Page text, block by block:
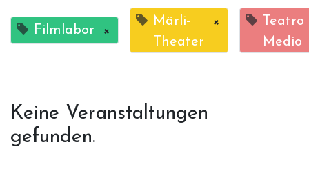
Filmlabor ×
Märli-
Theater
×
Teatro
Medio
Keine Veranstaltungen
gefunden.